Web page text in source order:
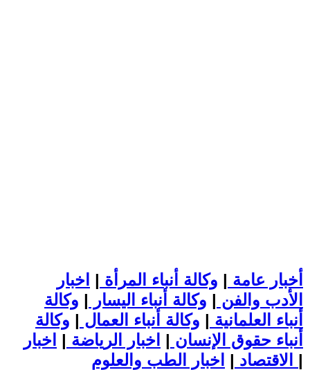
أخبار عامة | وكالة أنباء المرأة | اخبار
الأدب والفن | وكالة أنباء اليسار | وكالة
أنباء العلمانية | وكالة أنباء العمال | وكالة
أنباء حقوق الإنسان | اخبار الرياضة | اخبار
الاقتصاد | |